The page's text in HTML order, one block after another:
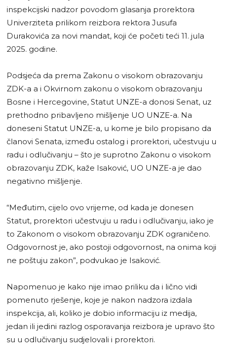
inspekcijski nadzor povodom glasanja prorektora
Univerziteta prilikom reizbora rektora Jusufa
Durakovića za novi mandat, koji će početi teći 11. jula
2025. godine.
Podsjeća da prema Zakonu o visokom obrazovanju
ZDK-a a i Okvirnom zakonu o visokom obrazovanju
Bosne i Hercegovine, Statut UNZE-a donosi Senat, uz
prethodno pribavljeno mišljenje UO UNZE-a. Na
doneseni Statut UNZE-a, u kome je bilo propisano da
članovi Senata, između ostalog i prorektori, učestvuju u
radu i odlučivanju – što je suprotno Zakonu o visokom
obrazovanju ZDK, kaže Isaković, UO UNZE-a je dao
negativno mišljenje.
“Međutim, cijelo ovo vrijeme, od kada je donesen
Statut, prorektori učestvuju u radu i odlučivanju, iako je
to Zakonom o visokom obrazovanju ZDK ograničeno.
Odgovornost je, ako postoji odgovornost, na onima koji
ne poštuju zakon”, podvukao je Isaković.
Napomenuo je kako nije imao priliku da i lično vidi
pomenuto rješenje, koje je nakon nadzora izdala
inspekcija, ali, koliko je dobio informaciju iz medija,
jedan ili jedini razlog osporavanja reizbora je upravo što
su u odlučivanju sudjelovali i prorektori.